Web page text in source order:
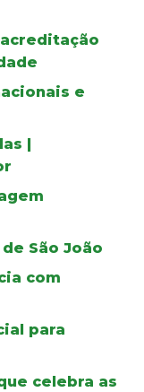
e
|
São João
com
para
celebra as